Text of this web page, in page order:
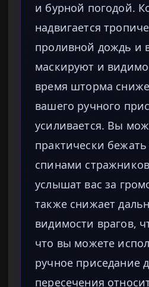
и бурной погодой.
надвигается
проливной дождь и
маскируют и
время шторма
вашего ручного
усиливается. Вы
практически бежать
спинами
услышат вас за
также снижает
видимости врагов,
что вы можете
ручное приседание
пересечения